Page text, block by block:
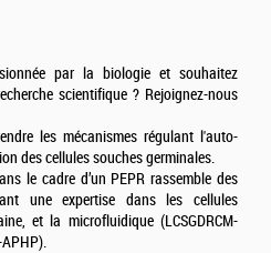
par la biologie et souhaitez
scientifique ? Rejoignez-nous
les mécanismes régulant l'auto-
des cellules souches germinales.
le cadre d’un PEPR rassemble des
une expertise dans les cellules
et la microfluidique (LCSGDRCM-
APHP).